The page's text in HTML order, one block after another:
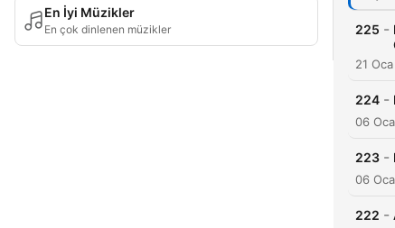
En İyi Müzikler
En çok dinlenen müzikler 225 -
21
224 -
06
223 -
06
222 -